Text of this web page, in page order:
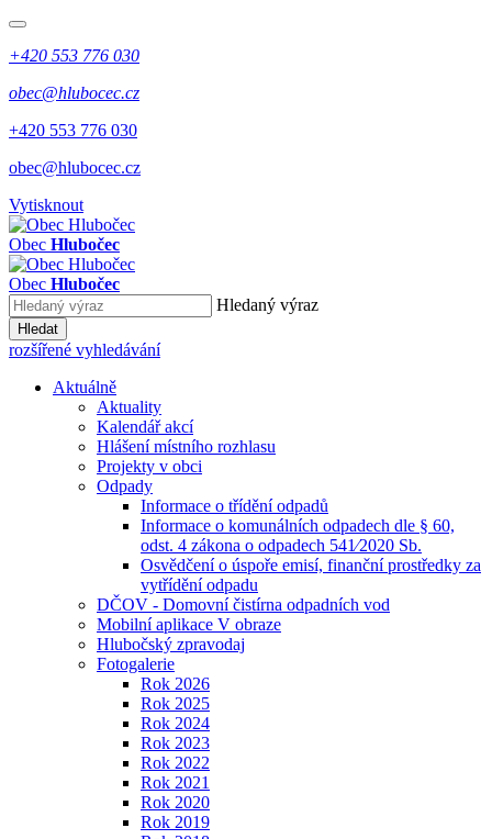
+420 553 776 030
obec@hlubocec.cz
+420 553 776 030
obec@hlubocec.cz
Vytisknout
Obec Hlubočec
Obec Hlubočec
Hledaný výraz
Hledat
rozšířené vyhledávání
Aktuálně
Aktuality
Kalendář akcí
Hlášení místního rozhlasu
Projekty v obci
Odpady
Informace o třídění odpadů
Informace o komunálních odpadech dle § 60,
odst. 4 zákona o odpadech 541⁄2020 Sb.
Osvědčení o úspoře emisí, finanční prostředky za
vytřídění odpadu
DČOV - Domovní čistírna odpadních vod
Mobilní aplikace V obraze
Hlubočský zpravodaj
Fotogalerie
Rok 2026
Rok 2025
Rok 2024
Rok 2023
Rok 2022
Rok 2021
Rok 2020
Rok 2019